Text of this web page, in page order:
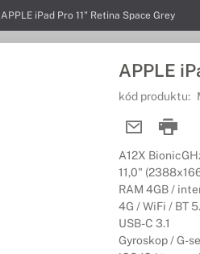
APPLE iPad Pro 11" Retina Space Grey
APPLE
kód produktu:
A12X
11,0"
RAM 4GB /
4G / WiFi / BT
USB-C 3.1
Gyroskop / G-